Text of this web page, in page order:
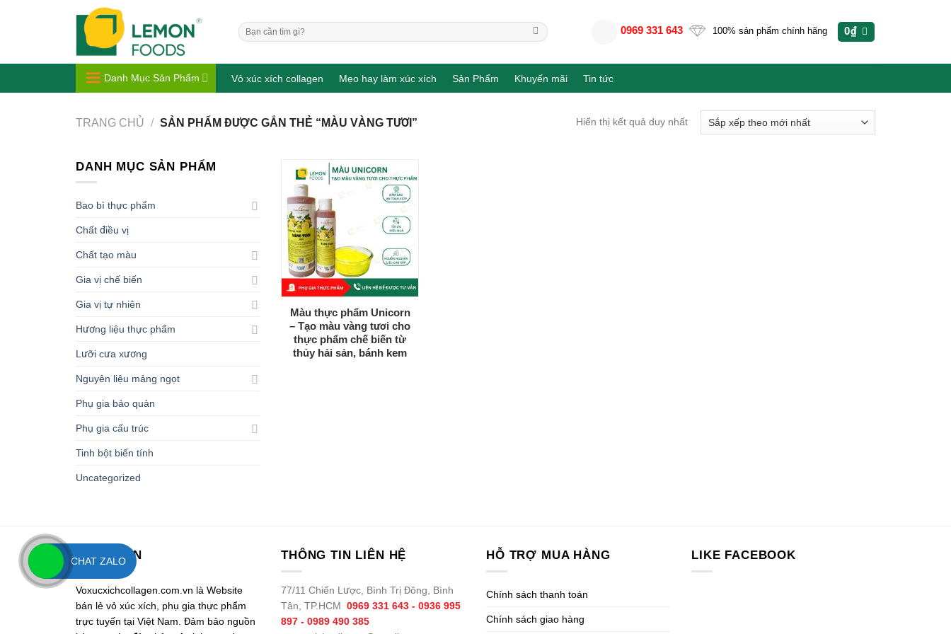
Tìm
kiếm:
0969 331 643 100% sản phẩm chính hãng 0₫
Danh Mục Sản Phẩm Vỏ xúc xích collagen Mẹo hay làm xúc xích Sản Phẩm Khuyến mãi Tin tức
TRANG CHỦ / SẢN PHẨM ĐƯỢC GẮN THẺ “MÀU VÀNG TƯƠI” Hiển thị kết quả duy nhất
DANH MỤC SẢN PHẨM
Bao bì thực phẩm
Chất điều vị
Chất tạo màu
Gia vị chế biến
Gia vị tự nhiên
Hương liệu thực phẩm
Lưỡi cưa xương
Nguyên liệu mảng ngọt
Phụ gia bảo quản
Phụ gia cấu trúc
Tinh bột biến tính
Uncategorized
Màu thực phẩm Unicorn
– Tạo màu vàng tươi cho
thực phẩm chế biến từ
thủy hải sản, bánh kem
VỀ LEMON
Voxucxichcollagen.com.vn là Website
bán lẻ vỏ xúc xích, phụ gia thực phẩm
trực tuyến tại Việt Nam. Đảm bảo nguồn
THÔNG TIN LIÊN HỆ
77/11 Chiến Lược, Bình Trị Đông, Bình
Tân, TP.HCM 0969 331 643 - 0936 995
897 - 0989 490 385
HỖ TRỢ MUA HÀNG
Chính sách thanh toán
Chính sách giao hàng
LIKE FACEBOOK
CHAT ZALO